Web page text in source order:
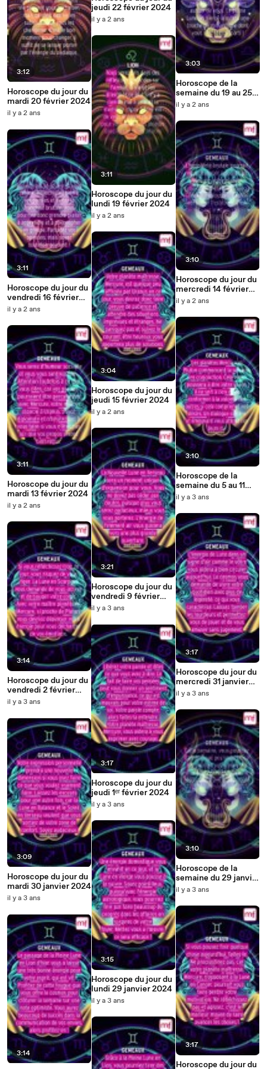
3:12
Horoscope du jour du
mardi 20 février 2024
il y a 2 ans
3:11
Horoscope du jour du
vendredi 16 février
2024
il y a 2 ans
3:11
Horoscope du jour du
mardi 13 février 2024
il y a 2 ans
3:14
Horoscope du jour du
vendredi 2 février
2024
il y a 3 ans
3:09
Horoscope du jour du
mardi 30 janvier 2024
il y a 3 ans
3:14
jeudi 22 février 2024
il y a 2 ans
3:11
Horoscope du jour du
lundi 19 février 2024
il y a 2 ans
3:04
Horoscope du jour du
jeudi 15 février 2024
il y a 2 ans
3:21
Horoscope du jour du
vendredi 9 février
2024
il y a 3 ans
3:17
Horoscope du jour du
jeudi 1ᵉʳ février 2024
il y a 3 ans
3:15
Horoscope du jour du
lundi 29 janvier 2024
il y a 3 ans
3:03
Horoscope de la
semaine du 19 au 25
février 2024
il y a 2 ans
3:10
Horoscope du jour du
mercredi 14 février
2024
il y a 2 ans
3:10
Horoscope de la
semaine du 5 au 11
février 2024
il y a 3 ans
3:17
Horoscope du jour du
mercredi 31 janvier
2024
il y a 3 ans
3:10
Horoscope de la
semaine du 29 janvier
au 4 février 2024
il y a 3 ans
3:17
Horoscope du jour du